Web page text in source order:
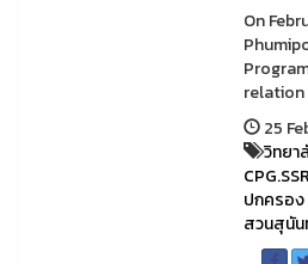
On
relation
25
วิทยา
ปกครอง
สวนสุนัน